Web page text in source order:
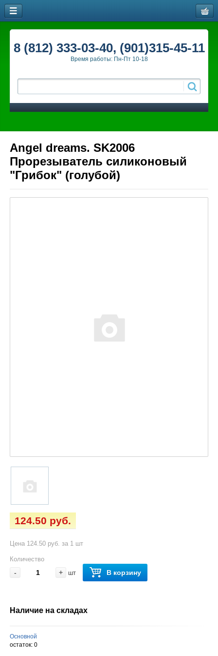
8 (812) 333-03-40, (901)315-45-11
Время работы: Пн-Пт 10-18
Angel dreams. SK2006
Прорезыватель силиконовый
"Грибок" (голубой)
124.50 руб.
Цена 124.50 руб. за 1 шт
Количество
- + шт В корзину
Наличие на складах
Основной
остаток: 0